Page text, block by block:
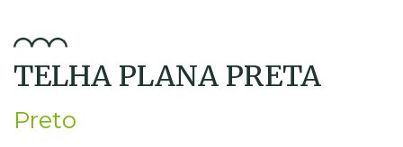
TELHA PLANA PRETA
Preto